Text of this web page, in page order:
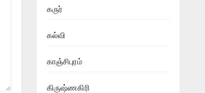
கருர்
கல்வி
காஞ்சிபுரம்
கிருஷ்ணகிரி